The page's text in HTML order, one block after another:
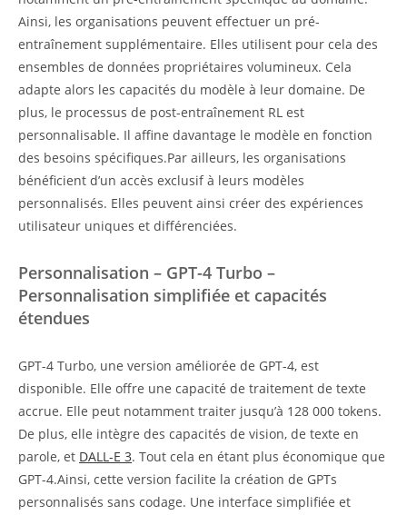
Ainsi, les organisations peuvent effectuer un pré-
entraînement supplémentaire. Elles utilisent pour cela des
ensembles de données propriétaires volumineux. Cela
adapte alors les capacités du modèle à leur domaine. De
plus, le processus de post-entraînement RL est
personnalisable. Il affine davantage le modèle en fonction
des besoins spécifiques.Par ailleurs, les organisations
bénéficient d’un accès exclusif à leurs modèles
personnalisés. Elles peuvent ainsi créer des expériences
utilisateur uniques et différenciées.
Personnalisation – GPT-4 Turbo –
Personnalisation simplifiée et capacités
étendues
GPT-4 Turbo, une version améliorée de GPT-4, est
disponible. Elle offre une capacité de traitement de texte
accrue. Elle peut notamment traiter jusqu’à 128 000 tokens.
De plus, elle intègre des capacités de vision, de texte en
parole, et DALL-E 3. Tout cela en étant plus économique que
GPT-4.Ainsi, cette version facilite la création de GPTs
personnalisés sans codage. Une interface simplifiée et